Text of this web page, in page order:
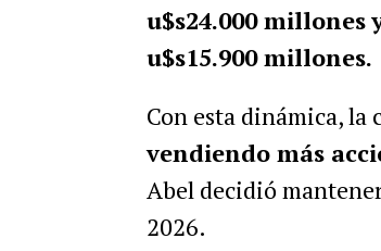
u$s24.000 millones
u$s15.900 millones.
Con esta dinámica, la
vendiendo más
Abel decidió
2026.